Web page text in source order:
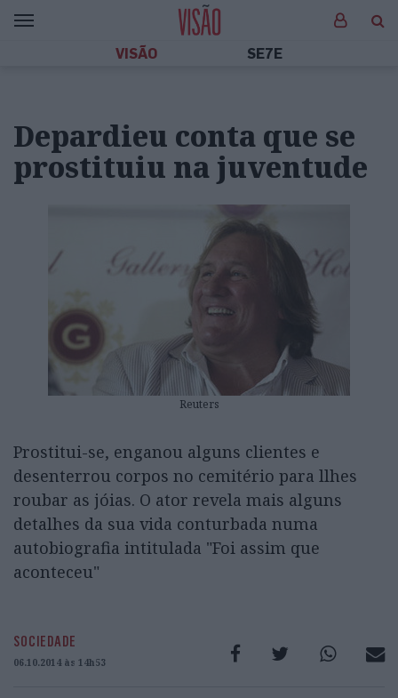
VISÃO SE7E
Depardieu conta que se
prostituiu na juventude
Reuters
Prostitui-se, enganou alguns clientes e
desenterrou corpos no cemitério para llhes
roubar as jóias. O ator revela mais alguns
detalhes da sua vida conturbada numa
autobiografia intitulada "Foi assim que
aconteceu"
SOCIEDADE
06.10.2014 às 14h53